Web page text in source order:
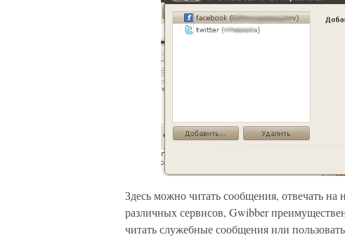
Здесь можно читать сообщения, отвечать
различных сервисов, Gwibber
читать служебные сообщения или